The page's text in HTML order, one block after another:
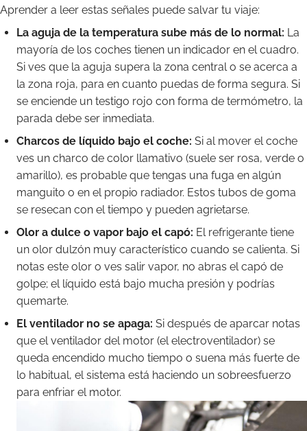
Aprender a leer estas señales puede salvar tu viaje:
La aguja de la temperatura sube más de lo normal: La
mayoría de los coches tienen un indicador en el cuadro.
Si ves que la aguja supera la zona central o se acerca a
la zona roja, para en cuanto puedas de forma segura. Si
se enciende un testigo rojo con forma de termómetro, la
parada debe ser inmediata.
Charcos de líquido bajo el coche: Si al mover el coche
ves un charco de color llamativo (suele ser rosa, verde o
amarillo), es probable que tengas una fuga en algún
manguito o en el propio radiador. Estos tubos de goma
se resecan con el tiempo y pueden agrietarse.
Olor a dulce o vapor bajo el capó: El refrigerante tiene
un olor dulzón muy característico cuando se calienta. Si
notas este olor o ves salir vapor, no abras el capó de
golpe; el líquido está bajo mucha presión y podrías
quemarte.
El ventilador no se apaga: Si después de aparcar notas
que el ventilador del motor (el electroventilador) se
queda encendido mucho tiempo o suena más fuerte de
lo habitual, el sistema está haciendo un sobreesfuerzo
para enfriar el motor.